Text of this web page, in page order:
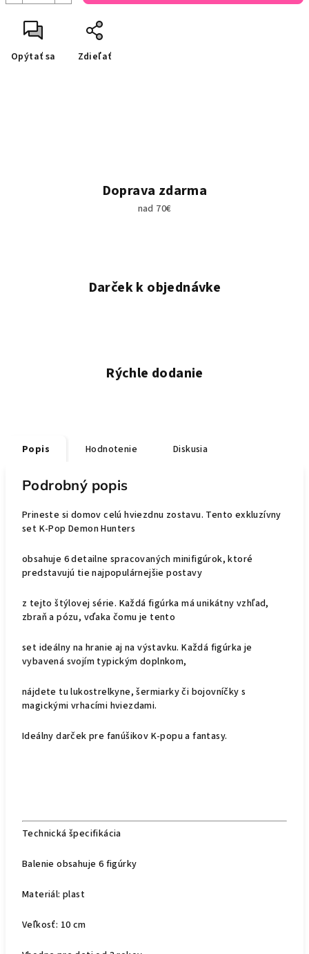
Opýtať sa Zdieľať
Doprava zdarma
nad 70€
Darček k objednávke
Rýchle dodanie
Popis Hodnotenie Diskusia
Podrobný popis
Prineste si domov celú hviezdnu zostavu. Tento exkluzívny
set K-Pop Demon Hunters
obsahuje 6 detailne spracovaných minifigúrok, ktoré
predstavujú tie najpopulárnejšie postavy
z tejto štýlovej série. Každá figúrka má unikátny vzhľad,
zbraň a pózu, vďaka čomu je tento
set ideálny na hranie aj na výstavku. Každá figúrka je
vybavená svojím typickým doplnkom,
nájdete tu lukostrelkyne, šermiarky či bojovníčky s
magickými vrhacími hviezdami.
Ideálny darček pre fanúšikov K-popu a fantasy.
Technická špecifikácia
Balenie obsahuje 6 figúrky
Materiál: plast
Veľkosť: 10 cm